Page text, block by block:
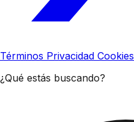
Términos Privacidad Cookies
¿Qué estás buscando?